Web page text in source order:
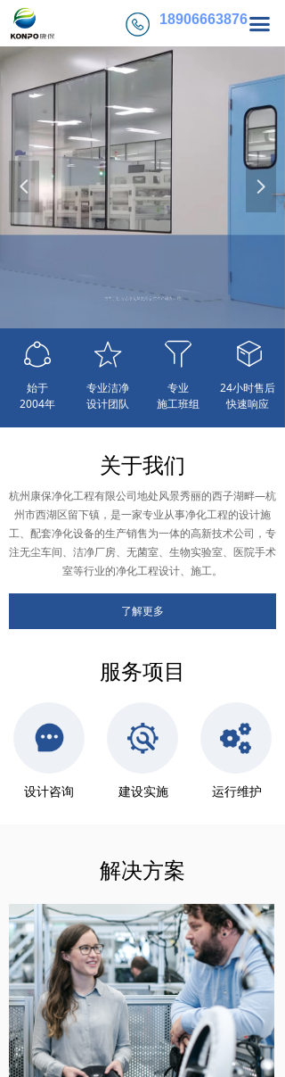
끀
首页
关于康保
服务项目
工程案例
新闻动态
联系我们
18906663876
解决方案
了解更多
杭州康保净化工程有限公司地处风景秀丽的西子湖畔—杭
州市西湖区留下镇，是一家专业从事净化工程的设计施
工、配套净化设备的生产销售为一体的高新技术公司，专
注无尘车间、洁净厂房、无菌室、生物实验室、医院手术
室等行业的净化工程设计、施工。
关于我们
致力于打造洁净无菌的高品质生产研发环境
넳 넲
ꁢ ꄃ ꁒ ꁦ
始于
2004年
专业洁净
设计团队
专业
施工班组
24小时售后
快速响应
服务项目
设计咨询 建设实施 运行维护